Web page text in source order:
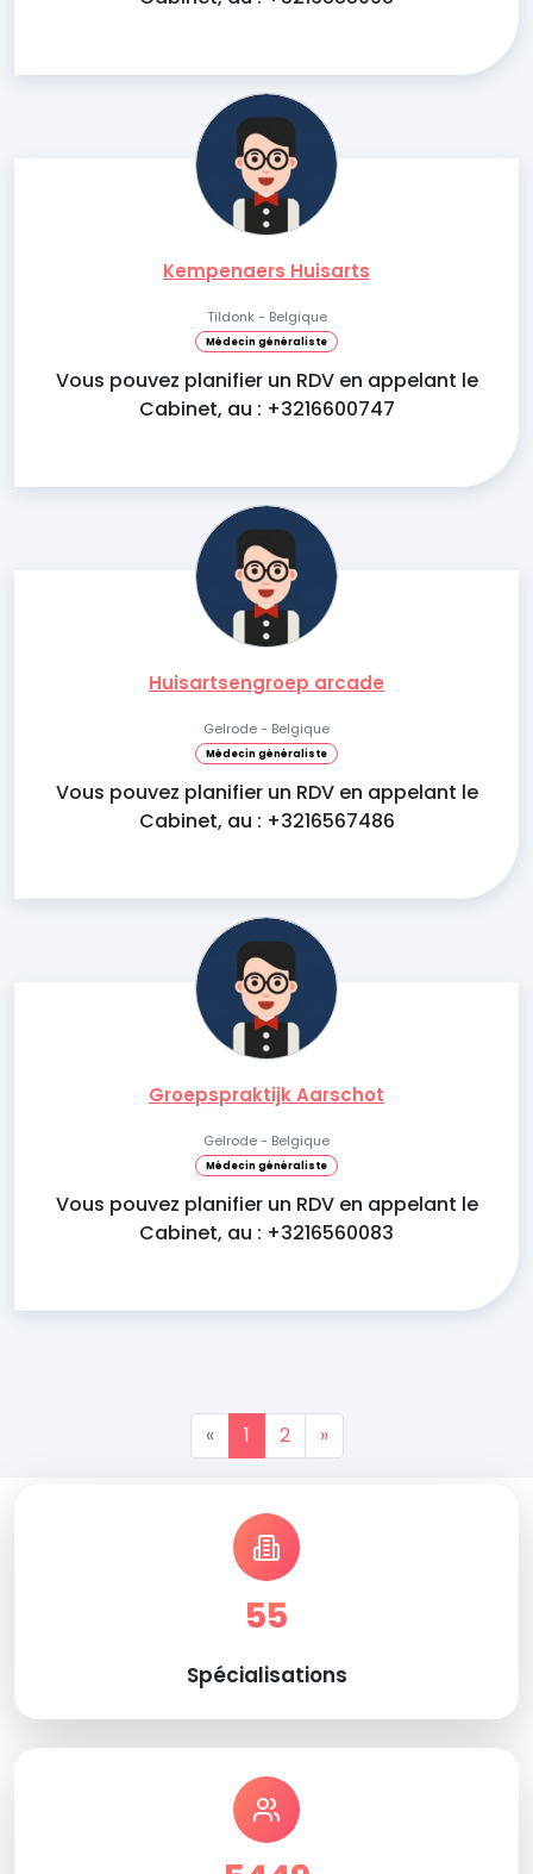
Kempenaers Huisarts
Tildonk - Belgique
Médecin généraliste
Vous pouvez planifier un RDV en appelant le
Cabinet, au : +3216600747
Huisartsengroep arcade
Gelrode - Belgique
Médecin généraliste
Vous pouvez planifier un RDV en appelant le
Cabinet, au : +3216567486
Groepspraktijk Aarschot
Gelrode - Belgique
Médecin généraliste
Vous pouvez planifier un RDV en appelant le
Cabinet, au : +3216560083
« 1 2 »
55
Spécialisations